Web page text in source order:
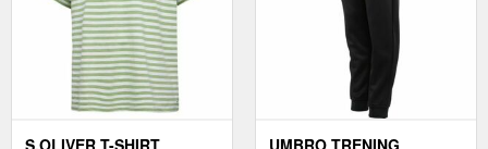
S.OLIVER T-SHIRT
UMBRO TRENING